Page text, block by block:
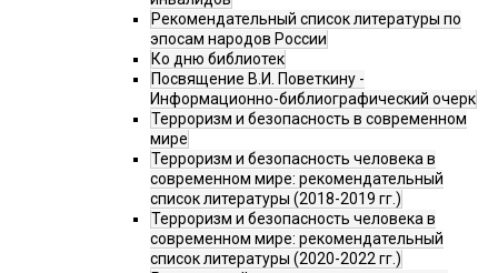
Рекомендательный список литературы по
эпосам народов России
Ко дню библиотек
Посвящение В.И. Поветкину -
Информационно-библиографический очерк
Терроризм и безопасность в современном
мире
Терроризм и безопасность человека в
современном мире: рекомендательный
список литературы (2018-2019 гг.)
Терроризм и безопасность человека в
современном мире: рекомендательный
список литературы (2020-2022 гг.)